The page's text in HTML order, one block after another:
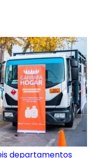
departamentos